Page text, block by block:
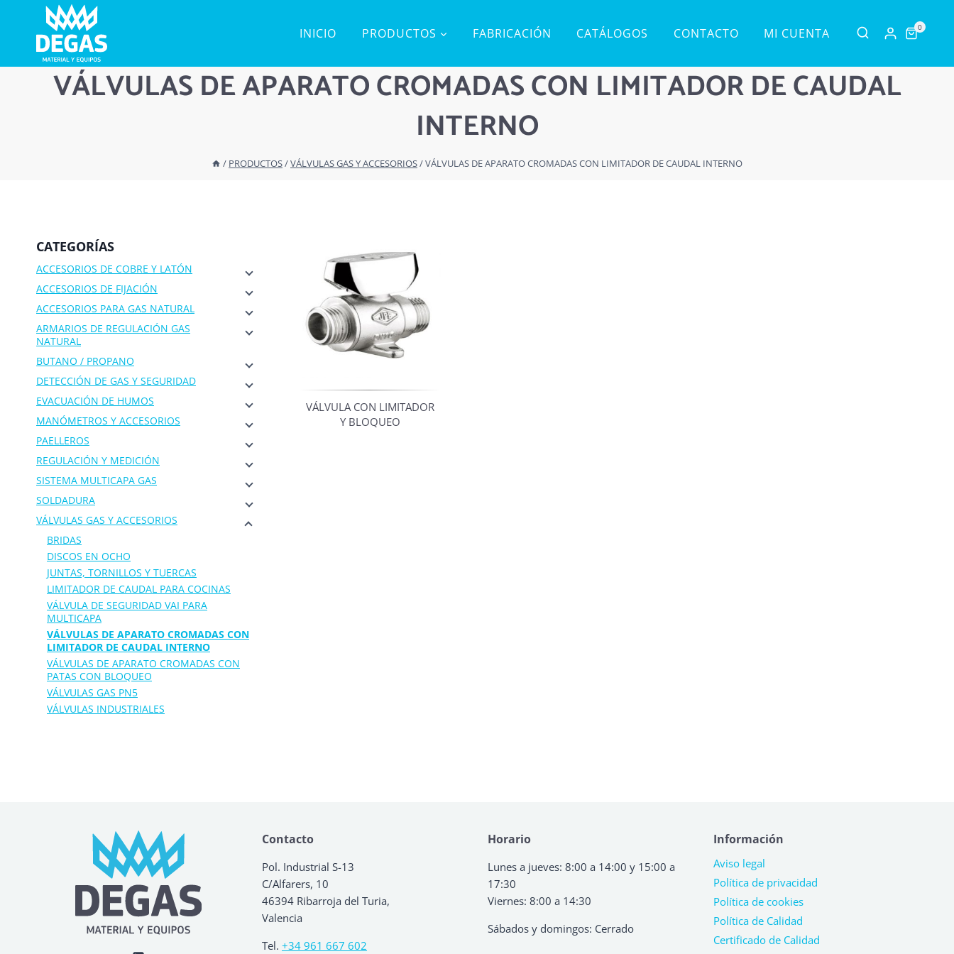
contenido
INICIO PRODUCTOS FABRICACIÓN CATÁLOGOS CONTACTO MI CUENTA 0
VÁLVULAS DE APARATO CROMADAS CON LIMITADOR DE CAUDAL
INTERNO
/ PRODUCTOS/VÁLVULAS GAS Y ACCESORIOS/VÁLVULAS DE APARATO CROMADAS CON LIMITADOR DE CAUDAL INTERNO
VÁLVULA CON LIMITADOR
Y BLOQUEO
CATEGORÍAS
ACCESORIOS DE COBRE Y LATÓN
ACCESORIOS DE FIJACIÓN
ACCESORIOS PARA GAS NATURAL
ARMARIOS DE REGULACIÓN GAS
NATURAL
BUTANO / PROPANO
DETECCIÓN DE GAS Y SEGURIDAD
EVACUACIÓN DE HUMOS
MANÓMETROS Y ACCESORIOS
PAELLEROS
REGULACIÓN Y MEDICIÓN
SISTEMA MULTICAPA GAS
SOLDADURA
VÁLVULAS GAS Y ACCESORIOS
BRIDAS
DISCOS EN OCHO
JUNTAS, TORNILLOS Y TUERCAS
LIMITADOR DE CAUDAL PARA COCINAS
VÁLVULA DE SEGURIDAD VAI PARA
MULTICAPA
VÁLVULAS DE APARATO CROMADAS CON
LIMITADOR DE CAUDAL INTERNO
VÁLVULAS DE APARATO CROMADAS CON
PATAS CON BLOQUEO
VÁLVULAS GAS PN5
VÁLVULAS INDUSTRIALES
Contacto
Pol. Industrial S-13
C/Alfarers, 10
46394 Ribarroja del Turia,
Valencia
Tel. +34 961 667 602
Horario
Lunes a jueves: 8:00 a 14:00 y 15:00 a
17:30
Viernes: 8:00 a 14:30
Sábados y domingos: Cerrado
Información
Aviso legal
Política de privacidad
Política de cookies
Política de Calidad
Certificado de Calidad